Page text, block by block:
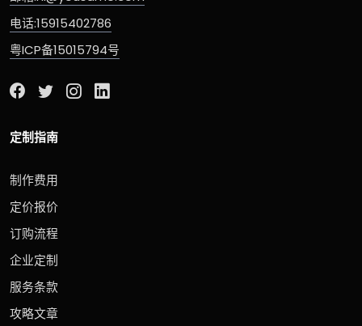
电话:15915402786
粤ICP备15015794号
定制指南
制作费用
定价报价
订购流程
企业定制
服务条款
攻略文章